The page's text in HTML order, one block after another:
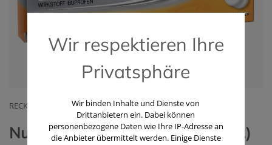
RECKITT BENCKISER AUSTRIAGMBH
Nurofen Dragees 200 mg (24 Stk.)
Wir respektieren Ihre
Privatsphäre
Wir binden Inhalte und Dienste von
Drittanbietern ein. Dabei können
personenbezogene Daten wie Ihre IP-Adresse an
die Anbieter übermittelt werden. Einige Dienste